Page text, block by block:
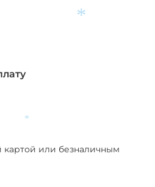
или безналичным